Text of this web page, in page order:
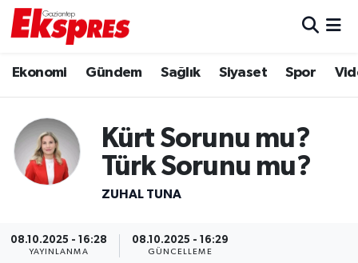
Ekonomi Gündem Sağlık Siyaset Spor
Kürt Sorunu mu?
Türk Sorunu mu?
ZUHAL TUNA
08.10.2025 - 16:28
YAYINLANMA
08.10.2025 - 16:29
GÜNCELLEME
Ekonomi
Gaziantep son dakika
Genel
Trafik Durumu
Puan Durumu ve Fikstür
Tüm Manşetler